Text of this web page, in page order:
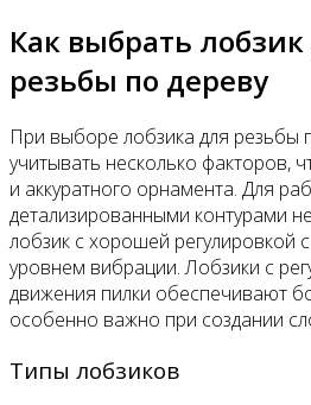
Как выбрать
резьбы по дереву
При выборе лобзика для резьбы
учитывать несколько факторов,
и аккуратного орнамента. Для
детализированными контурами
лобзик с хорошей регулировкой
уровнем вибрации. Лобзики с
движения пилки обеспечивают
особенно важно при создании
Типы лобзиков